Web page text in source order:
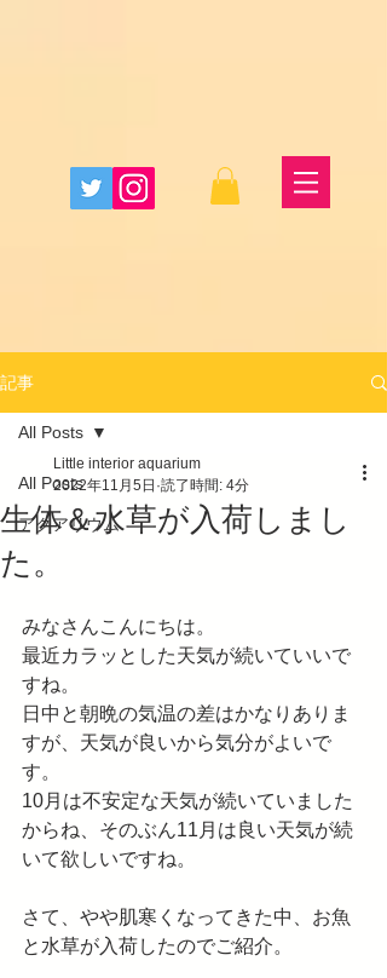
記事
All Posts
アクアリウム
All Posts
生体＆水草が入荷しまし
た。
Little interior aquarium
2022年11月5日 読了時間: 4分
みなさんこんにちは。
最近カラッとした天気が続いていいで
すね。
日中と朝晩の気温の差はかなりありま
すが、天気が良いから気分がよいで
す。
10月は不安定な天気が続いていました
からね、そのぶん11月は良い天気が続
いて欲しいですね。
さて、やや肌寒くなってきた中、お魚
と水草が入荷したのでご紹介。